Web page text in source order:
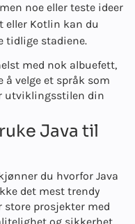
noe eller teste ideer
eller Kotlin kan du
tidlige stadiene.
med nok albuefett,
å velge et språk som
utviklingsstilen din
Java til
du hvorfor Java
det mest trendy
store prosjekter med